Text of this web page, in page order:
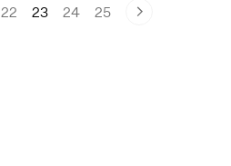
22 23 24 25